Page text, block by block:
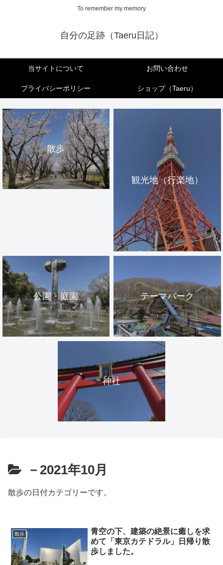
To remember my memory
自分の足跡（Taeru日記）
当サイトについて お問い合わせ
プライバシーポリシー ショップ（Taeru）
散歩
観光地（行楽地）
公園・庭園 テーマパーク
神社
－2021年10月
散歩の日付カテゴリーです。
散歩
青空の下、建築の絶景に癒しを求
めて「東京カテドラル」日帰り散
歩しました。